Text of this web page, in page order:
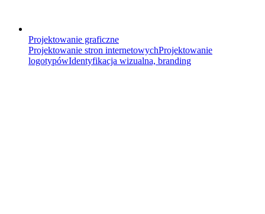
Projektowanie graficzne
Projektowanie stron internetowychProjektowanie
logotypówIdentyfikacja wizualna, branding